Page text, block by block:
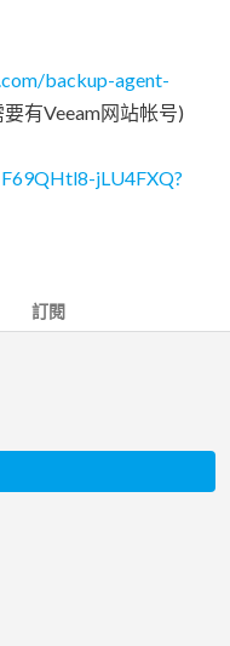
backup-agent-
要有Veeam网站帐号)
jLU4FXQ?
訂閱